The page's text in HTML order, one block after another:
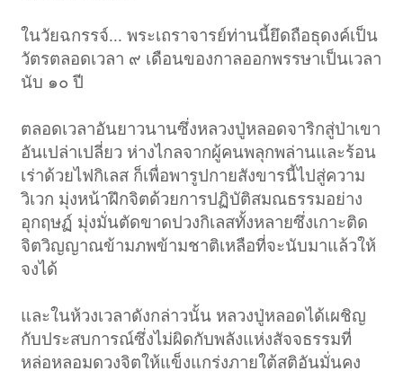
ในวัยฉกรรจ์... พระเถราจารย์ท่านนี้ยึดถือธุดงค์เป็น
วัตรตลอดเวลา ๙ เดือนของกาลออกพรรษาเป็นเวลา
นับ ๑๐ ปี
ตลอดเวลาอันยาวนานซึ่งหลวงปู่หลอดจาริกสู่ป่าเขา
อันเปล่าเปลี่ยว ห่างไกลจากผู้คนพลุกพล่านและร้อน
เร่าด้วยไฟกิเลส ก็เพื่อพารูปกายสังขารนี้ไปสู่ความ
วิเวก มุ่งหน้าฝึกจิตด้วยการปฏิบัติสมณธรรมอย่าง
อุกฤษฏ์ มุ่งมั่นตัดขาดปวงกิเลสทั้งหลายซึ่งเกาะติด
จิตวิญญาณข้ามภพข้ามชาติเหลือที่จะนับมาแล้วให้
จงได้
และในห้วงเวลาดังกล่าวนั้น หลวงปู่หลอดได้เผชิญ
กับประสบการณ์ซึ่งไม่ผิดกับพลังแห่งสัจจธรรมที่
หล่อหลอมดวงจิตให้แข็งแกร่งภายใต้สติอันมั่นคง